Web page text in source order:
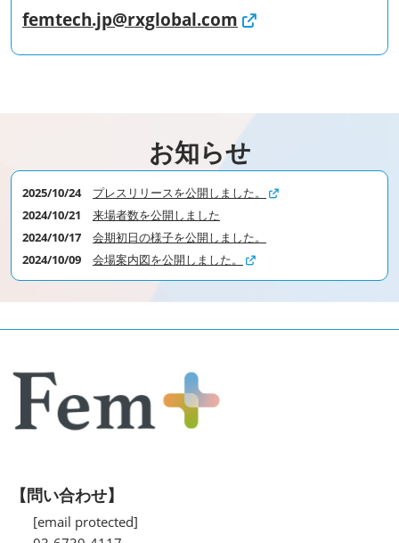
femtech.jp@rxglobal.com
お知らせ
2025/10/24 プレスリリースを公開しました。
2024/10/21
来場者数を公開しました
2024/10/17
会期初日の様子を公開しました。
2024/10/09 会場案内図を公開しました。
【問い合わせ】
[email protected]